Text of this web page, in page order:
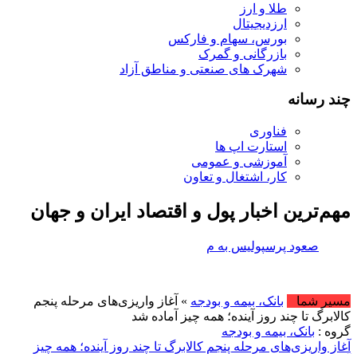
طلا و ارز
ارزدیجیتال
بورس، سهام و فارکس
بازرگانی و گمرک
شهرک های صنعتی و مناطق آزاد
چند رسانه
فناوری
استارت اپ ها
آموزشی و عمومی
کار، اشتغال و تعاون
مهم‌ترین اخبار پول و اقتصاد ایران و جهان
صعود پرسپولیس به مرحله بعد لیگ نخبگان در ها
مسیر شما
بانک، بیمه و بودجه » آغاز واریزی‌های مرحله پنجم
کالابرگ تا چند روز آینده؛ همه چیز آماده شد
گروه : بانک، بیمه و بودجه
آغاز واریزی‌های مرحله پنجم کالابرگ تا چند روز آینده؛ همه چیز